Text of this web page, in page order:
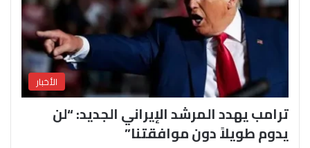
الأخبار
ترامب يهدد المرشد الإيراني الجديد: “لن
يدوم طويلاً دون موافقتنا”